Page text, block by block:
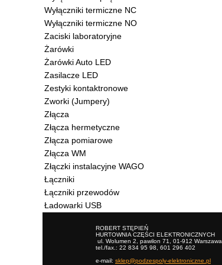
Wyłączniki termiczne NC
Wyłączniki termiczne NO
Zaciski laboratoryjne
Żarówki
Żarówki Auto LED
Zasilacze LED
Zestyki kontaktronowe
Zworki (Jumpery)
Złącza
Złącza hermetyczne
Złącza pomiarowe
Złącza WM
Złączki instalacyjne WAGO
Łączniki
Łączniki przewodów
Ładowarki USB
ROBERT STĘPIEŃ
HURTOWNIA CZĘŚCI ELEKTRONICZNYCH
ul. Wolumen 2, pawilon 71, 01-912 Warszawa
tel./fax.: 22 834 95 98, 601 296 402
e-mail: sklep@podzespoly-elektroniczne.pl